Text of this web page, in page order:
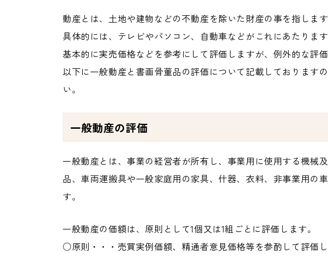
動産とは、土地や建物などの不動産を除いた財産の事を指します
具体的には、テレビやパソコン、自動車などがこれにあたります
基本的に実売価格などを参考にして評価しますが、例外的な評価
以下に一般動産と書画骨董品の評価について記載しております
い。
一般動産の評価
一般動産とは、事業の経営者が所有し、事業用に使用する機械
品、車両運搬具や一般家庭用の家具、什器、衣料、非事業用の
す。
一般動産の価額は、原則として1個又は1組ごとに評価します。
○原則・・・売買実例価額、精通者意見価格等を参酌して評価し